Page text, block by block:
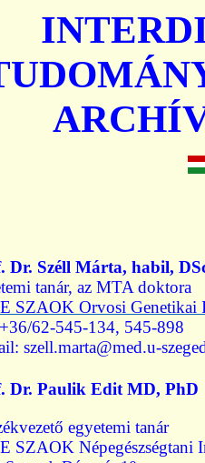
Dr. Széll Márta, habil,
tanár, az MTA doktora
SZAOK Orvosi Genetikai
62-545-134, 545-898
szell.marta@med.u-
Dr. Paulik Edit MD, PhD
egyetemi tanár
SZAOK Népegészségtani